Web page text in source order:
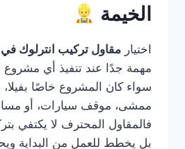
الخيمة
اختيار مقاول تركيب انترلوك
مهمة جدًا عند تنفيذ أي مشروع
سواء كان المشروع خاصًا بفيلا،
ممشى، موقف سيارات، أو
فالمقاول المحترف لا يكتفي
بل يخطط للعمل من البداية